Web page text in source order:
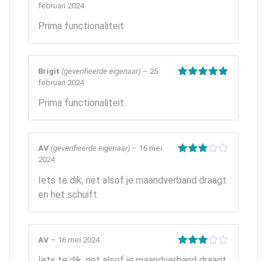
februari 2024
Prima functionaliteit
Brigit (geverifieerde eigenaar) – 25
februari 2024
Prima functionaliteit
AV (geverifieerde eigenaar) – 16 mei
2024
Iets te dik, net alsof je maandverband draagt
en het schuift.
AV – 16 mei 2024